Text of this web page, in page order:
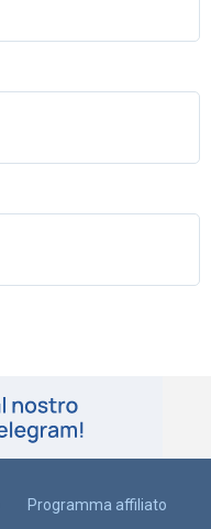
Programma affiliato